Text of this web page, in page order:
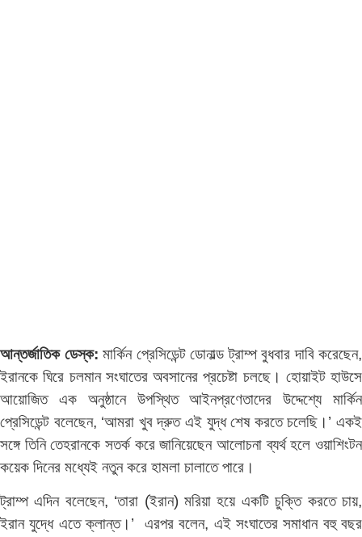
আন্তর্জাতিক ডেস্ক: মার্কিন প্রেসিডেন্ট ডোনাল্ড ট্রাম্প বুধবার দাবি করেছেন,
ইরানকে ঘিরে চলমান সংঘাতের অবসানের প্রচেষ্টা চলছে। হোয়াইট হাউসে
আয়োজিত এক অনুষ্ঠানে উপস্থিত আইনপ্রণেতাদের উদ্দেশ্যে মার্কিন
প্রেসিডেন্ট বলেছেন, ‘আমরা খুব দ্রুত এই যুদ্ধ শেষ করতে চলেছি।’ একই
সঙ্গে তিনি তেহরানকে সতর্ক করে জানিয়েছেন আলোচনা ব্যর্থ হলে ওয়াশিংটন
কয়েক দিনের মধ্যেই নতুন করে হামলা চালাতে পারে।
ট্রাম্প এদিন বলেছেন, ‘তারা (ইরান) মরিয়া হয়ে একটি চুক্তি করতে চায়,
ইরান যুদ্ধে এতে ক্লান্ত।’ এরপর বলেন, এই সংঘাতের সমাধান বহু বছর